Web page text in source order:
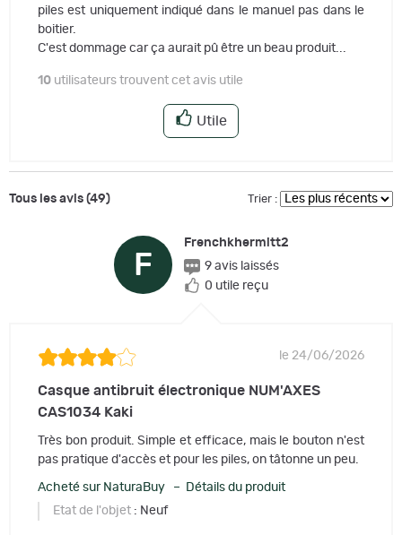
piles est uniquement indiqué dans le manuel pas dans le
boitier.
C'est dommage car ça aurait pû être un beau produit...
10 utilisateurs trouvent cet avis utile
Utile
Tous les avis (49) Trier :
F
Frenchkhermitt2
9 avis laissés
0 utile reçu
le 24/06/2026
Casque antibruit électronique NUM'AXES
CAS1034 Kaki
Très bon produit. Simple et efficace, mais le bouton n'est
pas pratique d'accès et pour les piles, on tâtonne un peu.
Acheté sur NaturaBuy – Détails du produit
Etat de l'objet : Neuf